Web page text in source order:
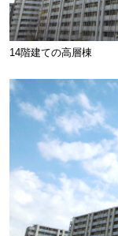
14階建ての高層棟